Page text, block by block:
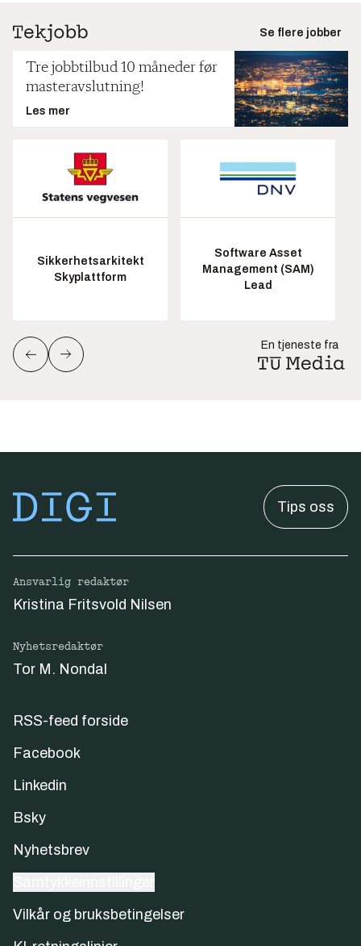
Se flere jobber
Tre jobbtilbud 10 måneder før
masteravslutning!
Les mer
Sikkerhetsarkitekt
Skyplattform
Software Asset
Management (SAM)
Lead
En tjeneste fra
Tips oss
Ansvarlig redaktør
Kristina Fritsvold Nilsen
Nyhetsredaktør
Tor M. Nondal
RSS-feed forside
Facebook
Linkedin
Bsky
Nyhetsbrev
Vilkår og bruksbetingelser